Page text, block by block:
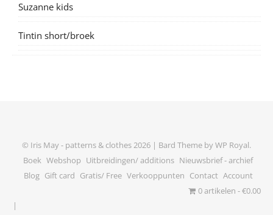
Suzanne kids
Tintin short/broek
© Iris May - patterns & clothes 2026 | Bard Theme byWP Royal.
Boek Webshop Uitbreidingen/ additions Nieuwsbrief - archief
Blog Gift card Gratis/ Free Verkooppunten Contact Account
0 artikelen
€0.00